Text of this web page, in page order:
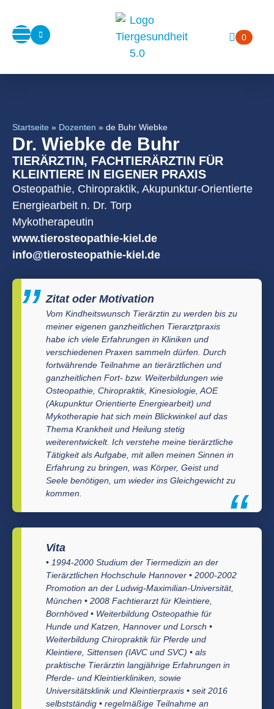
0
Startseite » Dozenten » de Buhr Wiebke
Dr. Wiebke de Buhr
TIERÄRZTIN, FACHTIERÄRZTIN FÜR
KLEINTIERE IN EIGENER PRAXIS
Osteopathie, Chiropraktik, Akupunktur-Orientierte
Energiearbeit n. Dr. Torp
Mykotherapeutin
www.tierosteopathie-kiel.de
info@tierosteopathie-kiel.de
Zitat oder Motivation
Vom Kindheitswunsch Tierärztin zu werden bis zu
meiner eigenen ganzheitlichen Tierarztpraxis
habe ich viele Erfahrungen in Kliniken und
verschiedenen Praxen sammeln dürfen. Durch
fortwährende Teilnahme an tierärztlichen und
ganzheitlichen Fort- bzw. Weiterbildungen wie
Osteopathie, Chiropraktik, Kinesiologie, AOE
(Akupunktur Orientierte Energiearbeit) und
Mykotherapie hat sich mein Blickwinkel auf das
Thema Krankheit und Heilung stetig
weiterentwickelt. Ich verstehe meine tierärztliche
Tätigkeit als Aufgabe, mit allen meinen Sinnen in
Erfahrung zu bringen, was Körper, Geist und
Seele benötigen, um wieder ins Gleichgewicht zu
kommen.
Vita
• 1994-2000 Studium der Tiermedizin an der
Tierärztlichen Hochschule Hannover • 2000-2002
Promotion an der Ludwig-Maximilian-Universität,
München • 2008 Fachtierarzt für Kleintiere,
Bornhöved • Weiterbildung Osteopathie für
Hunde und Katzen, Hannover und Lorsch •
Weiterbildung Chiropraktik für Pferde und
Kleintiere, Sittensen (IAVC und SVC) • als
praktische Tierärztin langjährige Erfahrungen in
Pferde- und Kleintierkliniken, sowie
Universitätsklinik und Kleintierpraxis • seit 2016
selbstständig • regelmäßige Teilnahme an